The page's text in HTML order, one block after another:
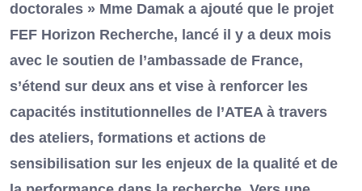
doctorales » Mme Damak a ajouté que le projet
FEF Horizon Recherche, lancé il y a deux mois
avec le soutien de l’ambassade de France,
s’étend sur deux ans et vise à renforcer les
capacités institutionnelles de l’ATEA à travers
des ateliers, formations et actions de
sensibilisation sur les enjeux de la qualité et de